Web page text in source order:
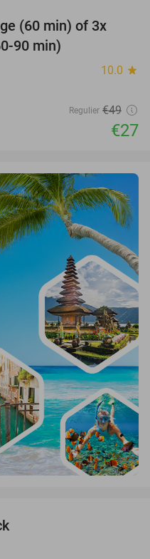
45%
(60 min) of 3x
90 min)
10.0 star
Regulier €49
€27